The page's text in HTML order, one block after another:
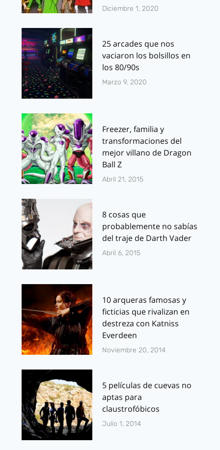
Diciembre 1, 2020
25 arcades que nos
vaciaron los bolsillos en
los 80/90s
Marzo 9, 2020
Freezer, familia y
transformaciones del
mejor villano de Dragon
Ball Z
Abril 21, 2015
8 cosas que
probablemente no sabías
del traje de Darth Vader
Abril 6, 2015
10 arqueras famosas y
ficticias que rivalizan en
destreza con Katniss
Everdeen
Noviembre 20, 2014
5 películas de cuevas no
aptas para
claustrofóbicos
Julio 1, 2014